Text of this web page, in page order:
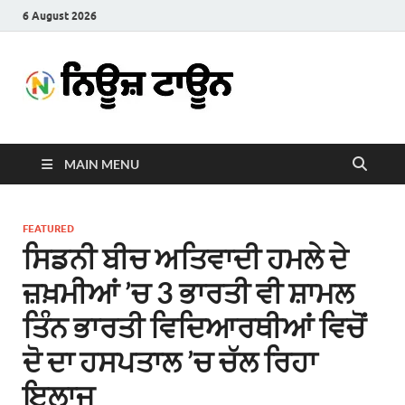
6 August 2026
Town
MAIN MENU
FEATURED
ਸਿਡਨੀ ਬੀਚ ਅਤਿਵਾਦੀ ਹਮਲੇ ਦੇ
ਜ਼ਖ਼ਮੀਆਂ ’ਚ 3 ਭਾਰਤੀ ਵੀ ਸ਼ਾਮਲ
ਤਿੰਨ ਭਾਰਤੀ ਵਿਦਿਆਰਥੀਆਂ ਵਿਚੋਂ
ਦੋ ਦਾ ਹਸਪਤਾਲ ’ਚ ਚੱਲ ਰਿਹਾ
ਇਲਾਜ